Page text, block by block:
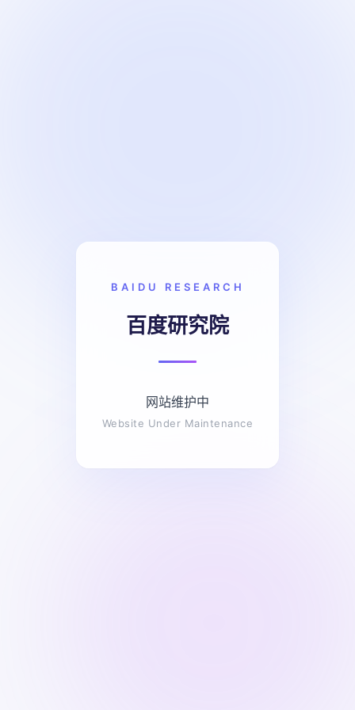
BAIDU RESEARCH
百度研究院
网站维护中
Website Under Maintenance